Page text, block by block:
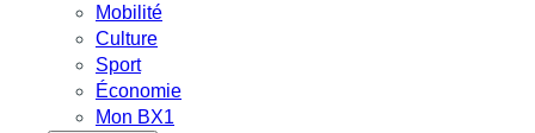
Mobilité
Culture
Sport
Économie
Mon BX1